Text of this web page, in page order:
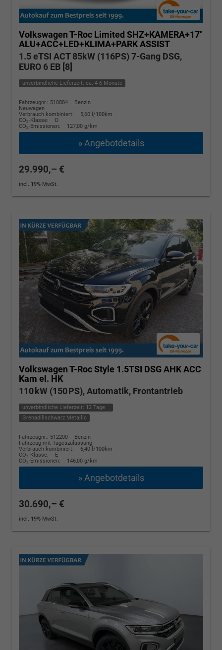
Volkswagen T-Roc Limited SHZ+KAMERA+17"
ALU+ACC+LED+KLIMA+PARK ASSIST
1.5 eTSI ACT 85kW (116PS) 7-Gang DSG,
EURO 6 EB [8]
unverbindliche Lieferzeit: ca. 4-6 Monate
Fahrzeugnr.: 510884
Benzin
Neuwagen
Verbrauch kombiniert:
5,60 l/100km
CO2-Klasse:
D
CO2-Emissionen: 127,00 g/km
» Angebotdetails
29.990,– €
incl. 19% MwSt.
Volkswagen T-RocStyle 1.5TSI DSG AHK ACC
Kam el. HK
110 kW (150 PS), Automatik, Frontantrieb
unverbindliche Lieferzeit: 12 Tage
Grenadillschwarz Metallic
Fahrzeugnr.: 512200
Benzin
Fahrzeug mit Tageszulassung
Verbrauch kombiniert:
6,40 l/100km
CO2-Klasse:
E
CO2-Emissionen: 146,00 g/km
» Angebotdetails
30.690,– €
incl. 19% MwSt.